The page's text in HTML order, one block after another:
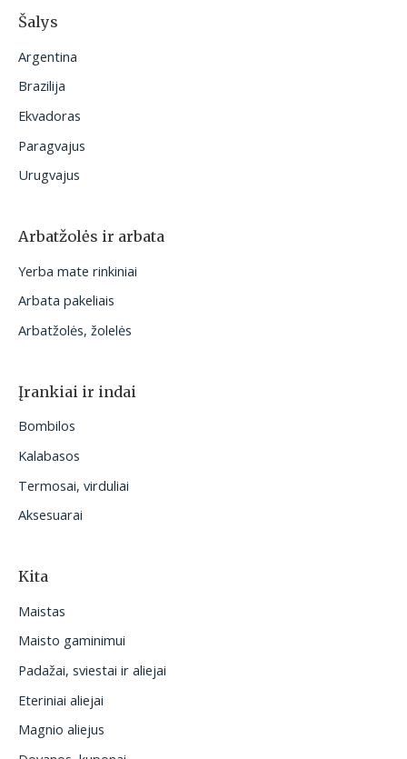
Šalys
Argentina
Brazilija
Ekvadoras
Paragvajus
Urugvajus
Arbatžolės ir arbata
Yerba mate rinkiniai
Arbata pakeliais
Arbatžolės, žolelės
Įrankiai ir indai
Bombilos
Kalabasos
Termosai, virduliai
Aksesuarai
Kita
Maistas
Maisto gaminimui
Padažai, sviestai ir aliejai
Eteriniai aliejai
Magnio aliejus